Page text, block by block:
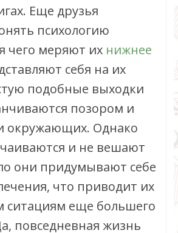
Еще друзья
психологию
чего меряют их нижнее
себя на их
подобные выходки
позором и
окружающих. Однако
и не вешают
они придумывают себе
что приводит их
ситациям еще большего
повседневная жизнь